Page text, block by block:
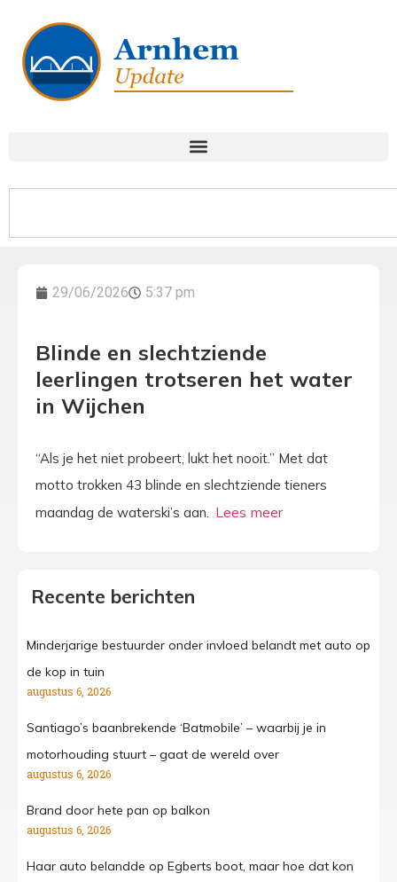
29/06/2026 5:37 pm
Blinde en slechtziende
leerlingen trotseren het water
in Wijchen
“Als je het niet probeert, lukt het nooit.” Met dat
motto trokken 43 blinde en slechtziende tieners
maandag de waterski’s aan.
Recente berichten
Minderjarige bestuurder onder invloed belandt met auto op
de kop in tuin
augustus 6, 2026
Santiago’s baanbrekende ‘Batmobile’ – waarbij je in
motorhouding stuurt – gaat de wereld over
augustus 6, 2026
Brand door hete pan op balkon
augustus 6, 2026
Haar auto belandde op Egberts boot, maar hoe dat kon